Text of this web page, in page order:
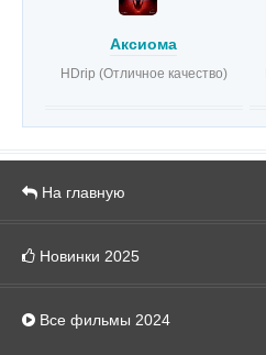
Аксиома
HDrip (Отличное качество)
На главную
Новинки 2025
Все фильмы 2024